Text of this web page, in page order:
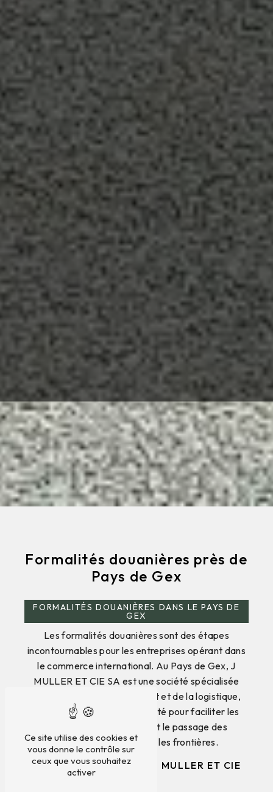
Formalités douanières près de
Pays de Gex
FORMALITÉS DOUANIÈRES DANS LE PAYS DE
GEX
Les formalités douanières sont des étapes
incontournables pour les entreprises opérant dans
le commerce international. Au Pays de Gex, J
MULLER ET CIE SA est une société spécialisée
dans le domaine du transport et de la logistique,
offrant des services de qualité pour faciliter les
échanges commerciaux et le passage des
marchandises à travers les frontières.
Services proposés par J MULLER ET CIE
Ce site utilise des cookies et
vous donne le contrôle sur
ceux que vous souhaitez
activer